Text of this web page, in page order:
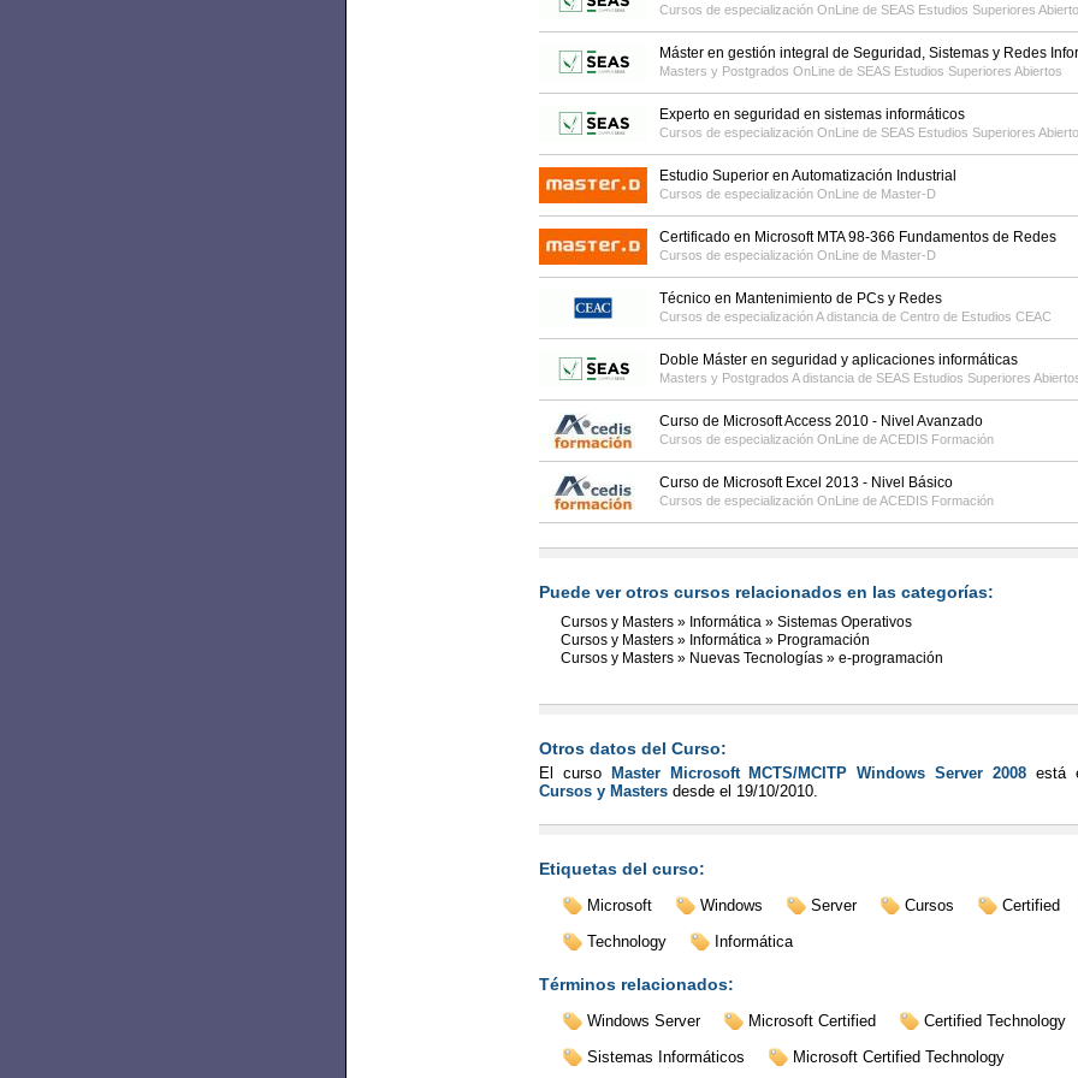
Cursos de especialización OnLine de SEAS Estudios Superiores
Máster en gestión integral de Seguridad, Sistemas y Redes
Masters y Postgrados OnLine de SEAS Estudios Superiores Abiertos
Experto en seguridad en sistemas informáticos
Cursos de especialización OnLine de SEAS Estudios Superiores
Estudio Superior en Automatización Industrial
Cursos de especialización OnLine de Master-D
Certificado en Microsoft MTA 98-366 Fundamentos de Redes
Cursos de especialización OnLine de Master-D
Técnico en Mantenimiento de PCs y Redes
Cursos de especialización A distancia de Centro de Estudios CEAC
Doble Máster en seguridad y aplicaciones informáticas
Masters y Postgrados A distancia de SEAS Estudios Superiores
Curso de Microsoft Access 2010 - Nivel Avanzado
Cursos de especialización OnLine deACEDIS Formación
Curso de Microsoft Excel 2013 - Nivel Básico
Cursos de especialización OnLine deACEDIS Formación
Puede ver otros cursos relacionados en las categorías:
Cursos y Masters » Informática » Sistemas Operativos
Cursos y Masters » Informática » Programación
Cursos y Masters » Nuevas Tecnologías » e-programación
Otros datos del Curso:
El curso Master Microsoft MCTS/MCITP Windows Server 2008está
Cursos y Masters desde el 19/10/2010
Etiquetas del curso:
Microsoft Windows Server Cursos Certified
Technology
Informática
Términos relacionados:
Windows Server Microsoft Certified
Certified Technology
Sistemas Informáticos
Microsoft Certified Technology